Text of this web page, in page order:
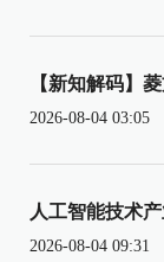
【新知解码】
2026-08-04 03:05
人工智能技术
2026-08-04 09:31